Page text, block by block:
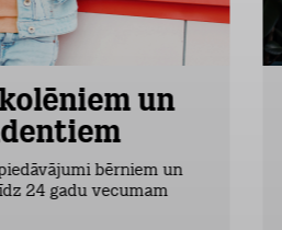
un
bērniem un
24 gadu vecumam